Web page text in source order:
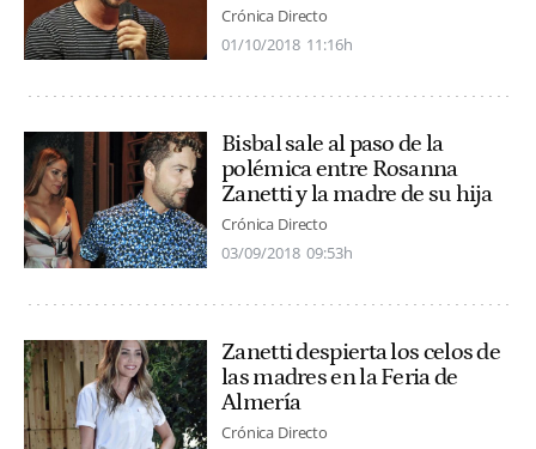
Crónica Directo
01/10/2018 11:16h
Bisbal sale al paso de la
polémica entre Rosanna
Zanetti y la madre de su hija
Crónica Directo
03/09/2018 09:53h
Zanetti despierta los celos de
las madres en la Feria de
Almería
Crónica Directo